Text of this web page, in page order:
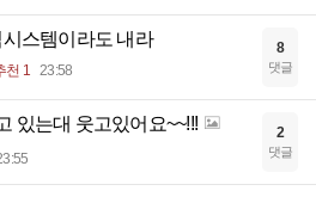
스템이라도 내라
천 1 23:58
8
댓글
있는대 웃고있어요~~!!! 2
댓글